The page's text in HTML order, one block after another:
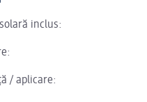
inclus:
/ aplicare: